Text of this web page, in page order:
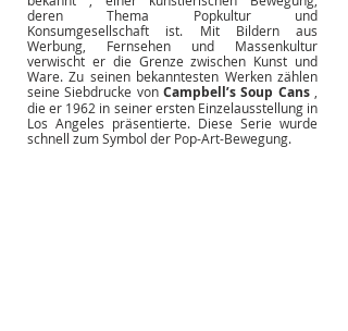
deren Thema Popkultur und
Konsumgesellschaft ist. Mit Bildern aus
Werbung, Fernsehen und Massenkultur
verwischt er die Grenze zwischen Kunst und
Ware. Zu seinen bekanntesten Werken zählen
seine Siebdrucke von Campbell’s Soup Cans
die er 1962 in seiner ersten Einzelausstellung in
Los Angeles präsentierte. Diese Serie wurde
schnell zum Symbol der Pop-Art-Bewegung.